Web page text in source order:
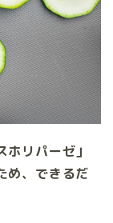
リパーゼ」
め、できるだ